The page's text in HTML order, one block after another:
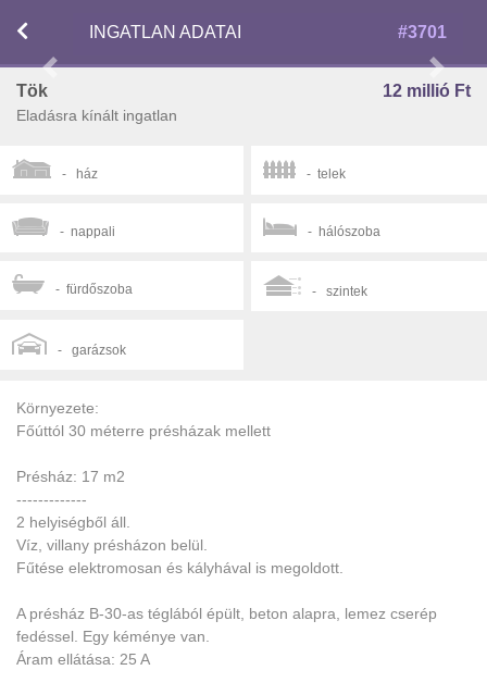
INGATLAN ADATAI #3701
Tök
Eladásra kínált ingatlan
12 millió Ft
- ház - telek
- nappali - hálószoba
- fürdőszoba - szintek
- garázsok
Környezete:
Főúttól 30 méterre présházak mellett
Présház: 17 m2
-------------
2 helyiségből áll.
Víz, villany présházon belül.
Fűtése elektromosan és kályhával is megoldott.
A présház B-30-as téglából épült, beton alapra, lemez cserép
fedéssel. Egy kéménye van.
Áram ellátása: 25 A